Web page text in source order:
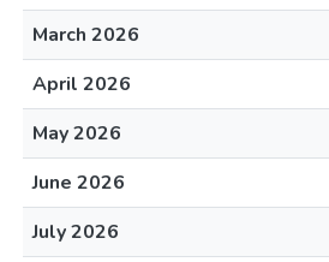
March 2026
April 2026
May 2026
June 2026
July 2026